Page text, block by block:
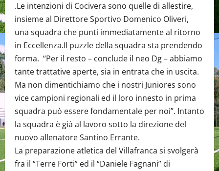
.Le intenzioni di Cocivera sono quelle di allestire,
insieme al Direttore Sportivo Domenico Oliveri,
una squadra che punti immediatamente al ritorno
in Eccellenza.Il puzzle della squadra sta prendendo
forma. “Per il resto – conclude il neo Dg – abbiamo
tante trattative aperte, sia in entrata che in uscita.
Ma non dimentichiamo che i nostri Juniores sono
vice campioni regionali ed il loro innesto in prima
squadra può essere fondamentale per noi”. Intanto
la squadra è già al lavoro sotto la direzione del
nuovo allenatore Santino Errante.
La preparazione atletica del Villafranca si svolgerà
fra il “Terre Forti” ed il “Daniele Fagnani” di